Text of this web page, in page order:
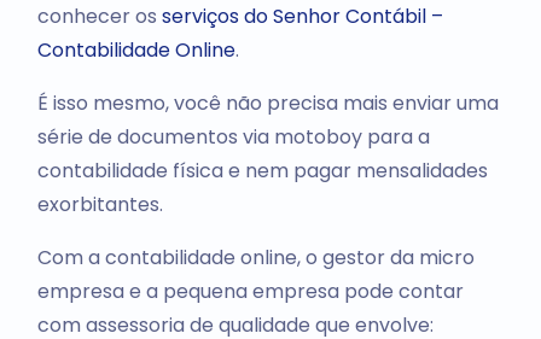
conhecer os serviços do Senhor Contábil –
Contabilidade Online.
É isso mesmo, você não precisa mais enviar uma
série de documentos via motoboy para a
contabilidade física e nem pagar mensalidades
exorbitantes.
Com a contabilidade online, o gestor da micro
empresa e a pequena empresa pode contar
com assessoria de qualidade que envolve: